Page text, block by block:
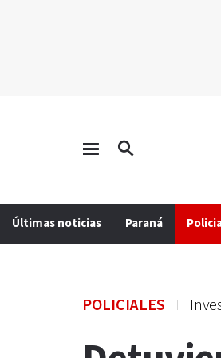
Últimas noticias Paraná
POLICIALES